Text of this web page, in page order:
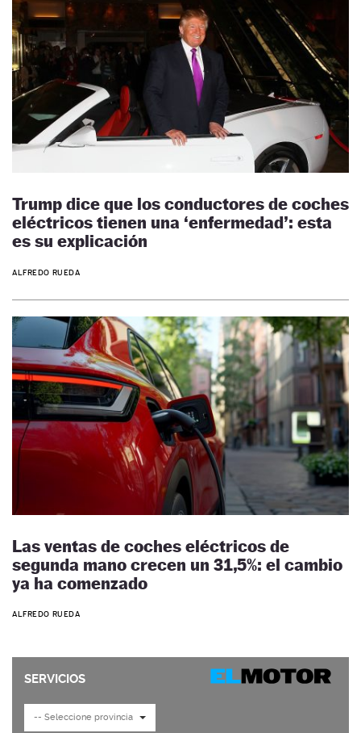
Trump dice que los conductores de coches
eléctricos tienen una ‘enfermedad’: esta
es su explicación
ALFREDO RUEDA
Las ventas de coches eléctricos de
segunda mano crecen un 31,5%: el cambio
ya ha comenzado
ALFREDO RUEDA